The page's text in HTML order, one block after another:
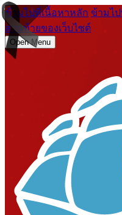
ข้ามไปที่เนื้อหาหลัก ข้ามไ
ส่วนท้ายของเว็บไซต์
Open Menu